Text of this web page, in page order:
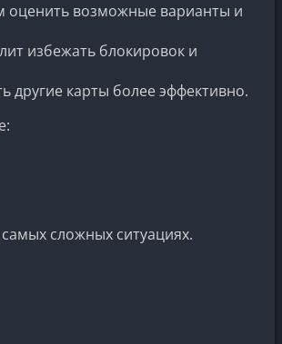
оценить возможные варианты и
избежать блокировок и
другие карты более эффективно.
сложных ситуациях.